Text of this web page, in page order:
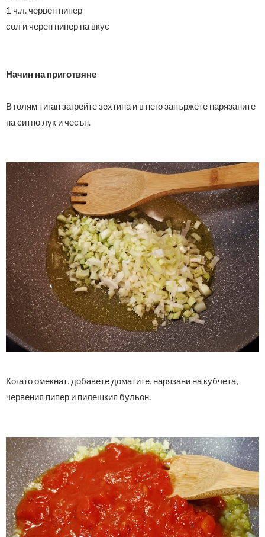
1 ч.л. червен пипер
сол и черен пипер на вкус
Начин на приготвяне
В голям тиган загрейте зехтина и в него запържете нарязаните
на ситно лук и чесън.
Когато омекнат, добавете доматите, нарязани на кубчета,
червения пипер и пилешкия бульон.